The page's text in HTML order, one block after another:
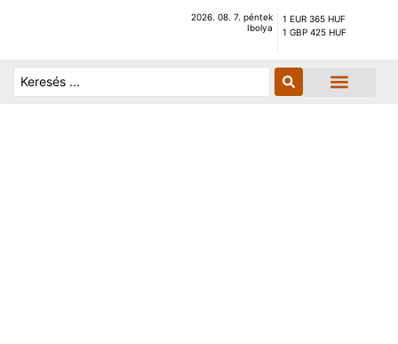
2026. 08. 7. péntek
Ibolya
1 EUR 365 HUF
1 GBP 425 HUF